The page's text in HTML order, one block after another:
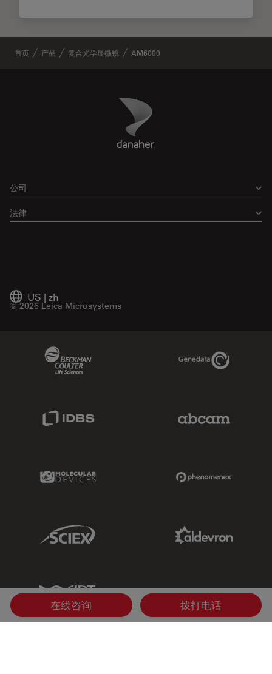
首页 产品 复合光学显微镜 AM6000
Danaher Logo
公司
法律
US | zh
© 2026 Leica Microsystems
Genedata Link
Molecular Devices Link
Sciex Link
IDT Link
在线咨询 拨打电话